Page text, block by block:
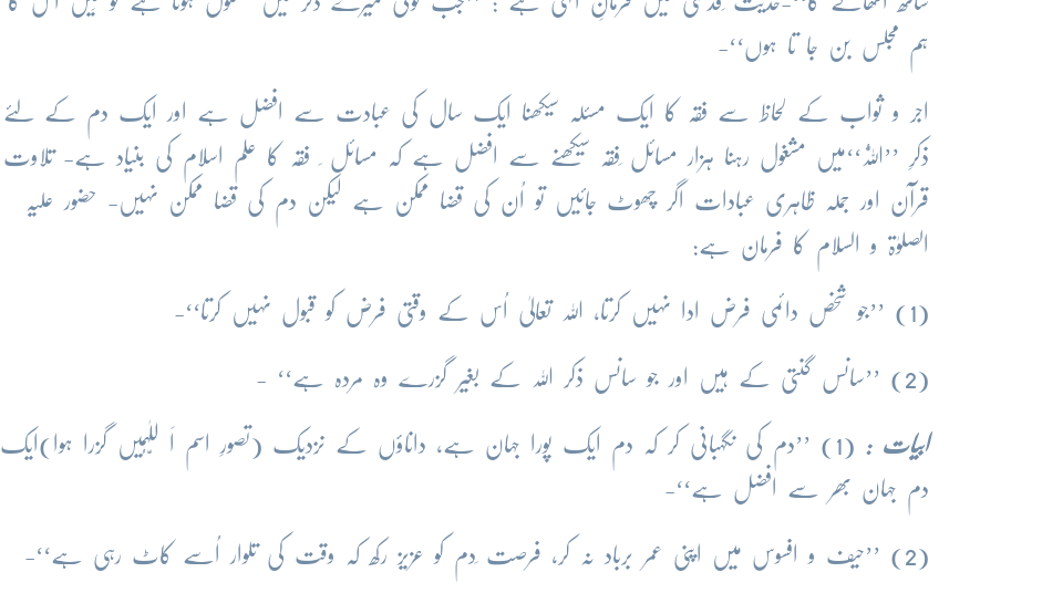
ہم مجلس بن جا تا ہوں‘‘-
اجر و ثواب کے لحاظ سے فقہ کا ایک مسئلہ سیکھنا ایک سال کی عبادت سے افضل ہے اور ایک دم کے لئے
ذکرِ ’’اَللّٰہُ‘‘میں مشغول رہنا ہزار مسائل ِفقہ سیکھنے سے افضل ہے کہ مسائل ِ فقہ کا علم اسلام کی بنیاد ہے- تلاوت ِ
قرآن اور جملہ ظاہری عبادات اگر چھوٹ جائیں تو اُن کی قضا ممکن ہے لیکن دم کی قضا ممکن نہیں- حضور علیہ
الصلوٰۃ و السلام کا فرمان ہے:
(1) ’’جو شخص دائمی فرض ادا نہیں کرتا، اللہ تعالیٰ اُس کے وقتی فرض کو قبول نہیں کرتا‘‘-
(2) ’’سانس گنتی کے ہیں اور جو سانس ذکر اللہ کے بغیر گزرے وہ مردہ ہے‘‘ -
ابیات : (1) ’’دم کی نگہبانی کر کہ دم ایک پورا جہان ہے، داناؤں کے نزدیک (تصورِ اسم اَ للّٰہُمیں گزرا ہوا)ایک
دم جہان بھر سے افضل ہے‘‘-
(2) ’’حیف و افسوس میں اپنی عمر برباد نہ کر، فرصت ِدم کو عزیز رکھ کہ وقت کی تلوار اُسے کاٹ رہی ہے‘‘-